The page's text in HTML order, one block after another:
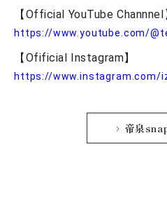
【Official YouTube Channnel
https://www.youtube.com/
【Ofificial Instagram】
https://www.instagram.com/
帝泉